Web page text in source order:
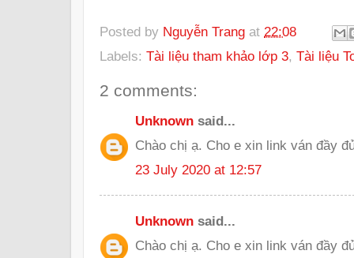
Posted by Nguyễn Trang at 22:08
Labels: Tài liệu tham khảo lớp 3, Tài liệu
2 comments:
Unknown said...
Chào chị ạ. Cho e xin link ván đầy
23 July 2020 at 12:57
Unknown said...
Chào chị ạ. Cho e xin link ván đầy